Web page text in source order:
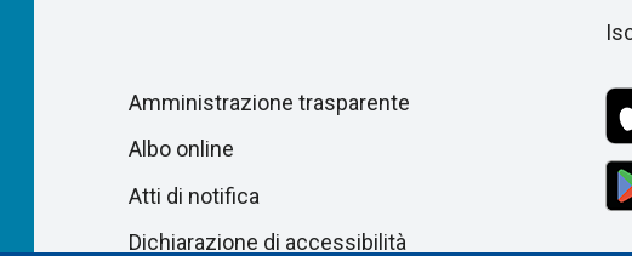
Amministrazione trasparente
Albo online
Atti di notifica
Dichiarazione di accessibilità